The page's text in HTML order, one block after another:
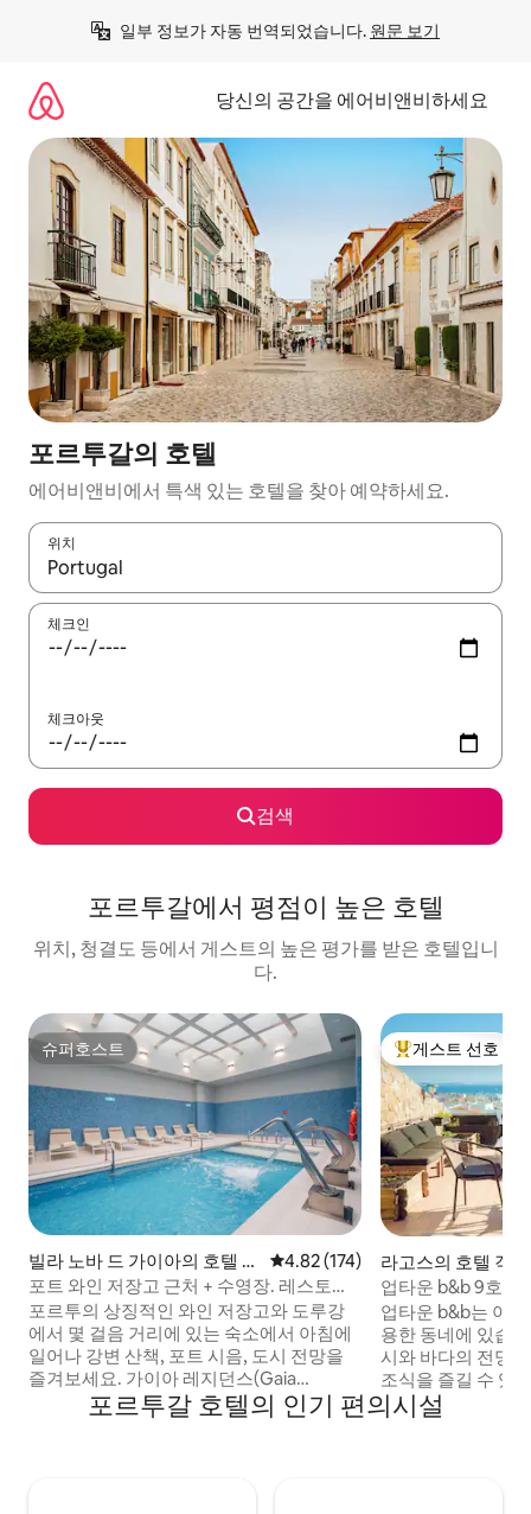
일부 정보가 자동 번역되었습니다. 원문 보기
당신의 공간을 에어비앤비하세요
포르투갈의 호텔
에어비앤비에서 특색 있는 호텔을 찾아 예약하세요.
위치
결과가 나오면 위·아래 화살표 키를 사용하거나 터치 또는 스와이
체크인
체크아웃
검색
포르투갈에서 평점이 높은 호텔
위치, 청결도 등에서 게스트의 높은 평가를 받은 호텔입니
다.
슈퍼호스트
슈퍼호스트
빌라 노바 드 가이아의 호텔 객
실
평점 4.82점(5점 만점), 후기 174
4.82 (174)
포트 와인 저장고 근처 + 수영장. 레스토랑.
스파.
포르투의 상징적인 와인 저장고와 도루강
에서 몇 걸음 거리에 있는 숙소에서 아침에
일어나 강변 산책, 포트 시음, 도시 전망을
즐겨보세요. 가이아 레지던스(Gaia
Residence)에서 실내 수영장에서 휴식을
취하고, 헬스장에서 재충전하고, 고요한 스
상위 게스트 선호
게스트 선호
라고스의 호텔 객실
업타운 b&b 9호실,
업타운 b&b는 아
용한 동네에 있습
시와 바다의 전망
조식을 즐길 수 있
있으며, 테라스는
까지 개방됩니다.
포르투갈 호텔의 인기 편의시설